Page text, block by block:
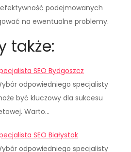
podejmowanych
na ewentualne problemy.
także:
SEO Bydgoszcz
odpowiedniego specjalisty
być kluczowy dla sukcesu
Warto…
SEO Białystok
odpowiedniego specjalisty